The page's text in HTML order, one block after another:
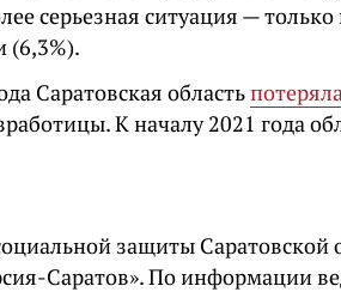
серьезная ситуация —
(6,3%).
Саратовская область
К началу 2021 года
защиты Саратовской
Саратов». По информации